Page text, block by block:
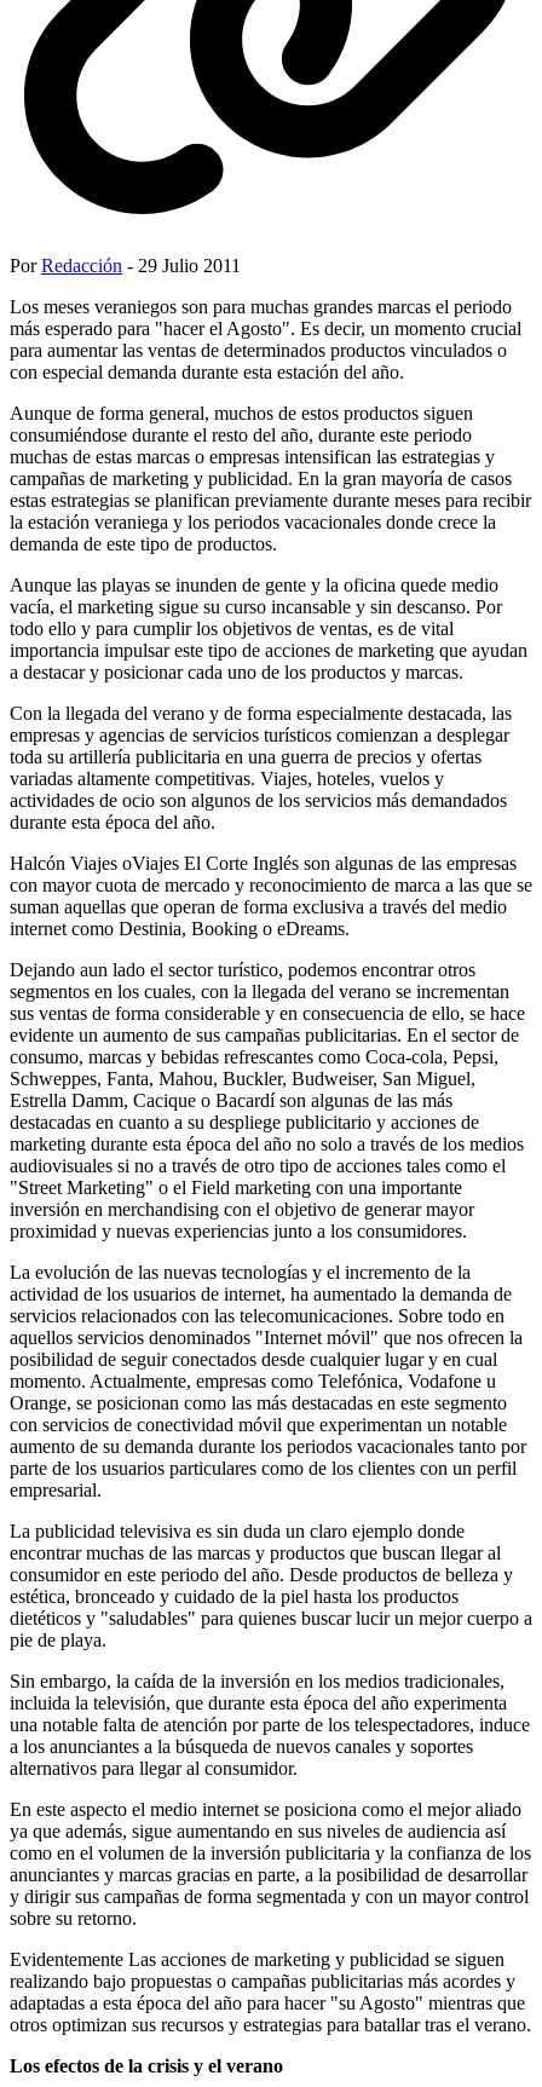
PorRedacción - 29 Julio 2011
Los meses veraniegos son para muchas grandes marcas el periodo
más esperado para "hacer el Agosto". Es decir, un momento crucial
para aumentar las ventas de determinados productos vinculados o
con especial demanda durante esta estación del año.
Aunque de forma general, muchos de estos productos siguen
consumiéndose durante el resto del año, durante este periodo
muchas de estas marcas o empresas intensifican las estrategias y
campañas de marketing y publicidad. En la gran mayoría de casos
estas estrategias se planifican previamente durante meses para recibir
la estación veraniega y los periodos vacacionales donde crece la
demanda de este tipo de productos.
Aunque las playas se inunden de gente y la oficina quede medio
vacía, el marketing sigue su curso incansable y sin descanso. Por
todo ello y para cumplir los objetivos de ventas, es de vital
importancia impulsar este tipo de acciones de marketing que ayudan
a destacar y posicionar cada uno de los productos y marcas.
Con la llegada del verano y de forma especialmente destacada, las
empresas y agencias de servicios turísticos comienzan a desplegar
toda su artillería publicitaria en una guerra de precios y ofertas
variadas altamente competitivas. Viajes, hoteles, vuelos y
actividades de ocio son algunos de los servicios más demandados
durante esta época del año.
Halcón Viajes oViajes El Corte Inglés son algunas de las empresas
con mayor cuota de mercado y reconocimiento de marca a las que se
suman aquellas que operan de forma exclusiva a través del medio
internet como Destinia, Booking o eDreams.
Dejando aun lado el sector turístico, podemos encontrar otros
segmentos en los cuales, con la llegada del verano se incrementan
sus ventas de forma considerable y en consecuencia de ello, se hace
evidente un aumento de sus campañas publicitarias. En el sector de
consumo, marcas y bebidas refrescantes como Coca-cola, Pepsi,
Schweppes, Fanta, Mahou, Buckler, Budweiser, San Miguel,
Estrella Damm, Cacique o Bacardí son algunas de las más
destacadas en cuanto a su despliege publicitario y acciones de
marketing durante esta época del año no solo a través de los medios
audiovisuales si no a través de otro tipo de acciones tales como el
"Street Marketing" o el Field marketing con una importante
inversión en merchandising con el objetivo de generar mayor
proximidad y nuevas experiencias junto a los consumidores.
La evolución de las nuevas tecnologías y el incremento de la
actividad de los usuarios de internet, ha aumentado la demanda de
servicios relacionados con las telecomunicaciones. Sobre todo en
aquellos servicios denominados "Internet móvil" que nos ofrecen la
posibilidad de seguir conectados desde cualquier lugar y en cual
momento. Actualmente, empresas como Telefónica, Vodafone u
Orange, se posicionan como las más destacadas en este segmento
con servicios de conectividad móvil que experimentan un notable
aumento de su demanda durante los periodos vacacionales tanto por
parte de los usuarios particulares como de los clientes con un perfil
empresarial.
La publicidad televisiva es sin duda un claro ejemplo donde
encontrar muchas de las marcas y productos que buscan llegar al
consumidor en este periodo del año. Desde productos de belleza y
estética, bronceado y cuidado de la piel hasta los productos
dietéticos y "saludables" para quienes buscar lucir un mejor cuerpo a
pie de playa.
Sin embargo, la caída de la inversión en los medios tradicionales,
incluida la televisión, que durante esta época del año experimenta
una notable falta de atención por parte de los telespectadores, induce
a los anunciantes a la búsqueda de nuevos canales y soportes
alternativos para llegar al consumidor.
En este aspecto el medio internet se posiciona como el mejor aliado
ya que además, sigue aumentando en sus niveles de audiencia así
como en el volumen de la inversión publicitaria y la confianza de los
anunciantes y marcas gracias en parte, a la posibilidad de desarrollar
y dirigir sus campañas de forma segmentada y con un mayor control
sobre su retorno.
Evidentemente Las acciones de marketing y publicidad se siguen
realizando bajo propuestas o campañas publicitarias más acordes y
adaptadas a esta época del año para hacer "su Agosto" mientras que
otros optimizan sus recursos y estrategias para batallar tras el verano.
Los efectos de la crisis y el verano